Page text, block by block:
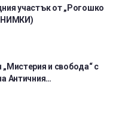
участък от „Рогошко
и свобода“ с
Античния…